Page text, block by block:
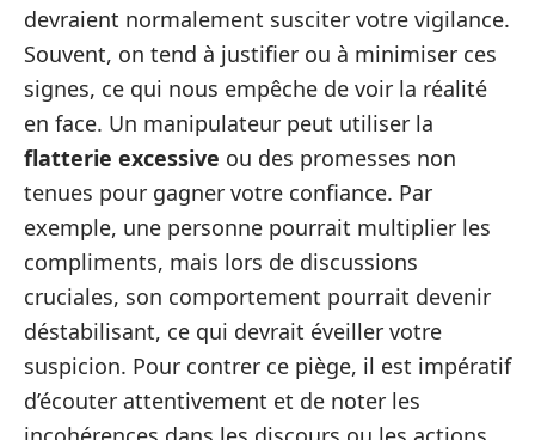
devraient normalement susciter votre vigilance.
Souvent, on tend à justifier ou à minimiser ces
signes, ce qui nous empêche de voir la réalité
en face. Un manipulateur peut utiliser la
flatterie excessive ou des promesses non
tenues pour gagner votre confiance. Par
exemple, une personne pourrait multiplier les
compliments, mais lors de discussions
cruciales, son comportement pourrait devenir
déstabilisant, ce qui devrait éveiller votre
suspicion. Pour contrer ce piège, il est impératif
d’écouter attentivement et de noter les